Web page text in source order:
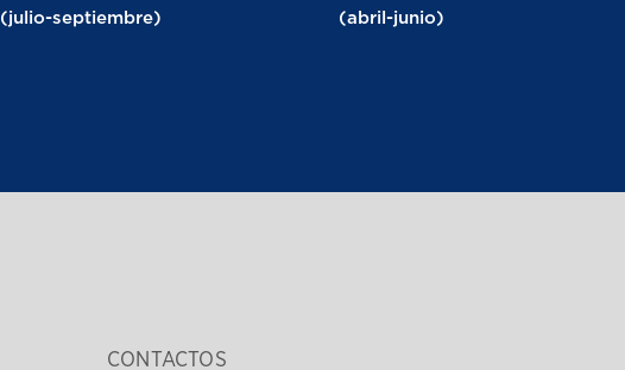
(julio-septiembre)
(abril-junio)
CONTACTOS